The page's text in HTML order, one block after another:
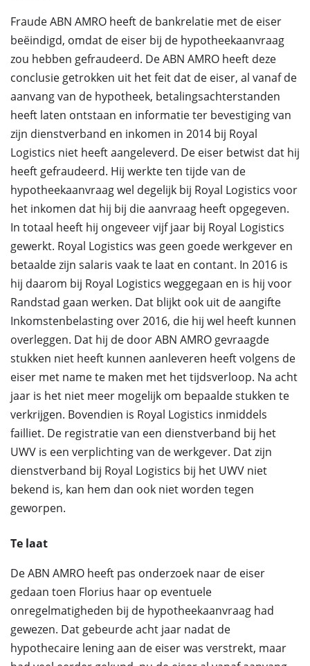
Fraude ABN AMRO heeft de bankrelatie met de eiser
beëindigd, omdat de eiser bij de hypotheekaanvraag
zou hebben gefraudeerd. De ABN AMRO heeft deze
conclusie getrokken uit het feit dat de eiser, al vanaf de
aanvang van de hypotheek, betalingsachterstanden
heeft laten ontstaan en informatie ter bevestiging van
zijn dienstverband en inkomen in 2014 bij Royal
Logistics niet heeft aangeleverd. De eiser betwist dat hij
heeft gefraudeerd. Hij werkte ten tijde van de
hypotheekaanvraag wel degelijk bij Royal Logistics voor
het inkomen dat hij bij die aanvraag heeft opgegeven.
In totaal heeft hij ongeveer vijf jaar bij Royal Logistics
gewerkt. Royal Logistics was geen goede werkgever en
betaalde zijn salaris vaak te laat en contant. In 2016 is
hij daarom bij Royal Logistics weggegaan en is hij voor
Randstad gaan werken. Dat blijkt ook uit de aangifte
Inkomstenbelasting over 2016, die hij wel heeft kunnen
overleggen. Dat hij de door ABN AMRO gevraagde
stukken niet heeft kunnen aanleveren heeft volgens de
eiser met name te maken met het tijdsverloop. Na acht
jaar is het niet meer mogelijk om bepaalde stukken te
verkrijgen. Bovendien is Royal Logistics inmiddels
failliet. De registratie van een dienstverband bij het
UWV is een verplichting van de werkgever. Dat zijn
dienstverband bij Royal Logistics bij het UWV niet
bekend is, kan hem dan ook niet worden tegen
geworpen.
Te laat
De ABN AMRO heeft pas onderzoek naar de eiser
gedaan toen Florius haar op eventuele
onregelmatigheden bij de hypotheekaanvraag had
gewezen. Dat gebeurde acht jaar nadat de
hypothecaire lening aan de eiser was verstrekt, maar